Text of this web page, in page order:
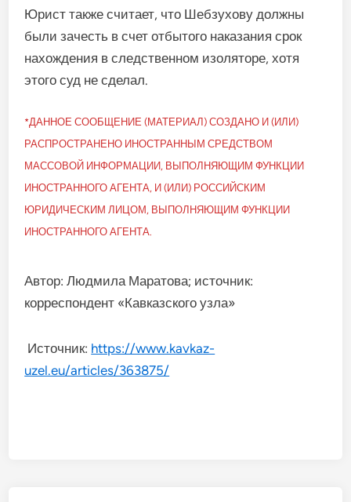
Юрист также считает, что Шебзухову должны
были зачесть в счет отбытого наказания срок
нахождения в следственном изоляторе, хотя
этого суд не сделал.
*ДАННОЕ СООБЩЕНИЕ (МАТЕРИАЛ) СОЗДАНО И (ИЛИ)
РАСПРОСТРАНЕНО ИНОСТРАННЫМ СРЕДСТВОМ
МАССОВОЙ ИНФОРМАЦИИ, ВЫПОЛНЯЮЩИМ ФУНКЦИИ
ИНОСТРАННОГО АГЕНТА, И (ИЛИ) РОССИЙСКИМ
ЮРИДИЧЕСКИМ ЛИЦОМ, ВЫПОЛНЯЮЩИМ ФУНКЦИИ
ИНОСТРАННОГО АГЕНТА.
Автор: Людмила Маратова; источник:
корреспондент «Кавказского узла»
Источник: https://www.kavkaz-
uzel.eu/articles/363875/